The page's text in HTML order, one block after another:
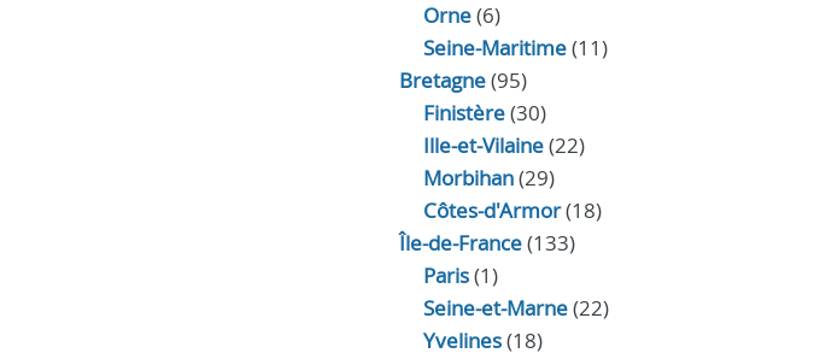
Orne(6)
Seine-Maritime(11)
Bretagne(95)
Finistère(30)
Ille-et-Vilaine(22)
Morbihan(29)
Côtes-d'Armor(18)
Île-de-France(133)
Paris(1)
Seine-et-Marne(22)
Yvelines(18)